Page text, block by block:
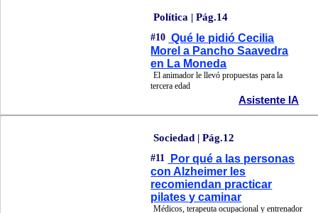
Política | Pág.14
#10 Qué le pidió Cecilia
Morel a Pancho Saavedra
en La Moneda
El animador le llevó propuestas para la
tercera edad
Asistente IA
Sociedad | Pág.12
#11
Por qué a las personas
con Alzheimer les
recomiendan practicar
pilates y caminar
Médicos, terapeuta ocupacional y entrenador